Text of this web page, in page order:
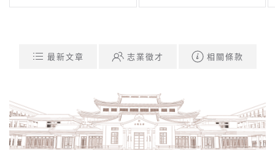
最新文章 志業徵才 相關條款